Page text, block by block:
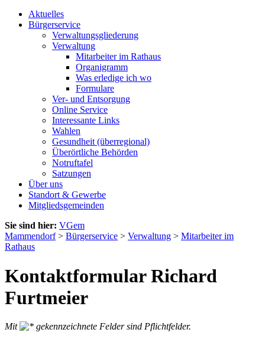
Aktuelles
Bürgerservice
Verwaltungsgliederung
Verwaltung
Mitarbeiter im Rathaus
Organigramm
Was erledige ich wo
Formulare
Ver- und Entsorgung
Online Service
Interessante Links
Wahlen
Gesundheit (überregional)
Überörtliche Behörden
Notruftafel
Satzungen
Über uns
Standort & Gewerbe
Mitgliedsgemeinden
Sie sind hier: VGem
Mammendorf> Bürgerservice > Verwaltung > Mitarbeiter im
Rathaus
Kontaktformular Richard
Furtmeier
Mit
gekennzeichnete Felder sind Pflichtfelder.